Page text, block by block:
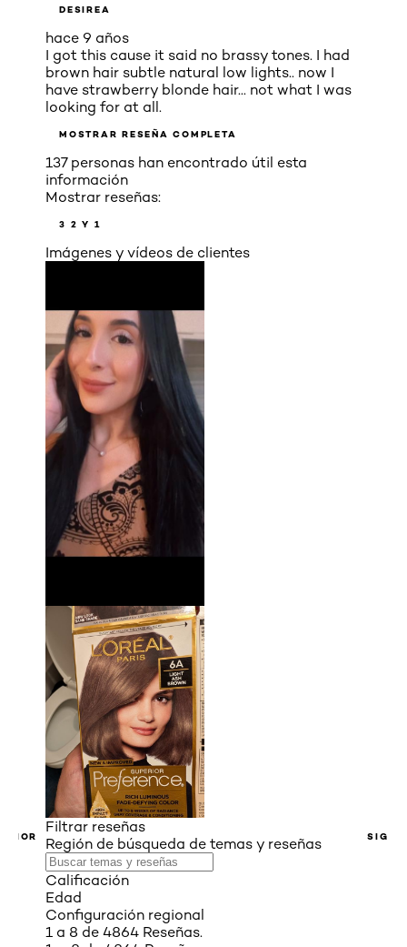
DESIREA
hace 9 años
I got this cause it said no brassy tones. I had
brown hair subtle natural low lights.. now I
have strawberry blonde hair... not what I was
looking for at all.
MOSTRAR RESEÑA COMPLETA
137 personas han encontrado útil esta
información
Mostrar reseñas:
3 2 Y 1
Imágenes y vídeos de clientes
Filtrar reseñas
Región de búsqueda de temas y reseñas
Calificación
Edad
Configuración regional
1 a 8 de 4864 Reseñas.